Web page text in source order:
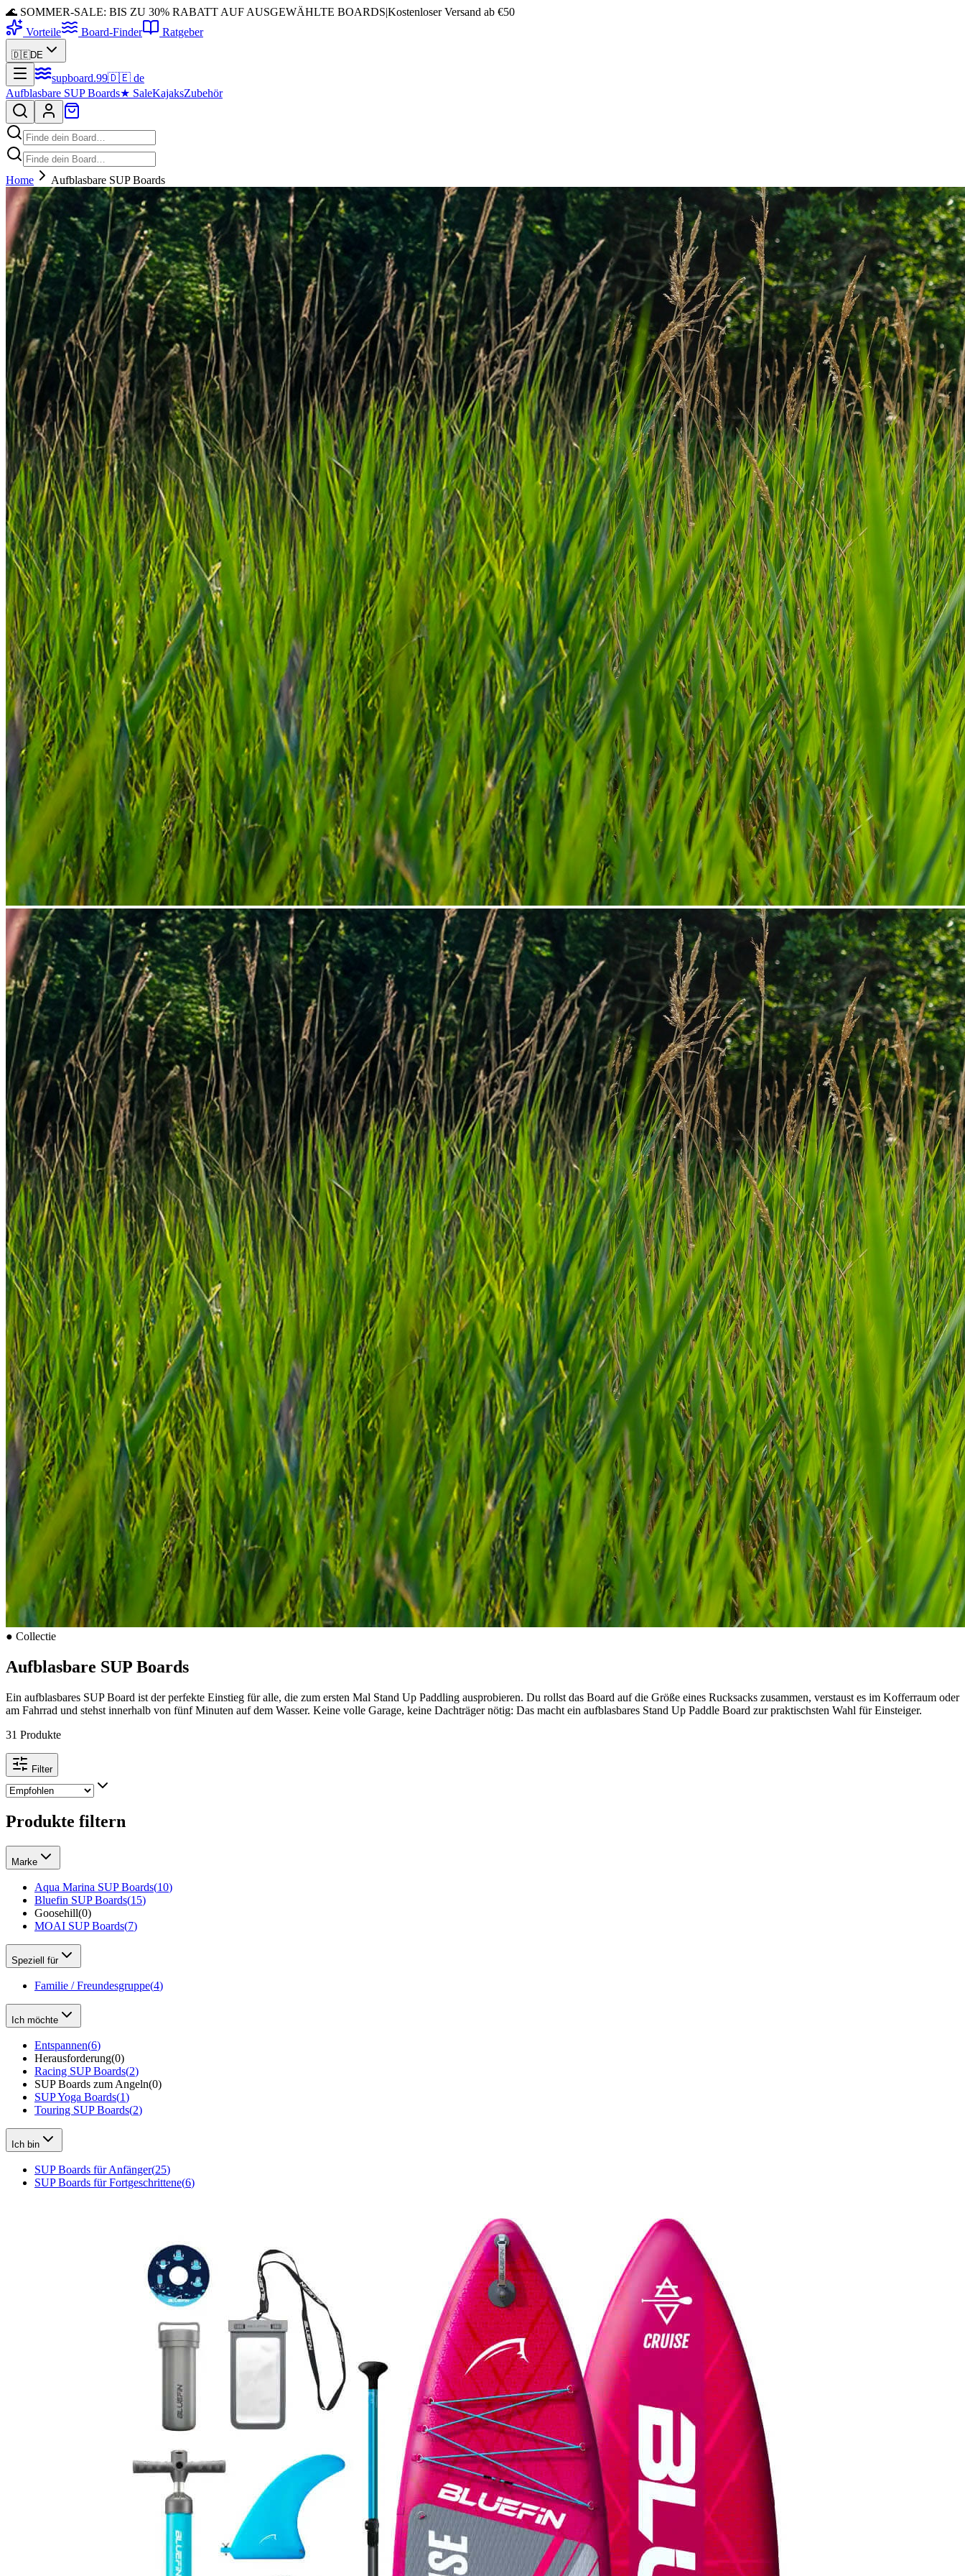
🌊 SOMMER-SALE: BIS ZU 30% RABATT AUF AUSGEWÄHLTE BOARDS|Kostenloser Versand ab €50
Vorteile
Board-Finder Ratgeber
🇩🇪DE
supboard.99🇩🇪 de
Aufblasbare SUP Boards★ SaleKajaksZubehör
Home Aufblasbare SUP Boards
● Collectie
Aufblasbare SUP Boards
Ein aufblasbares SUP Board ist der perfekte Einstieg für alle, die zum ersten Mal Stand Up Paddling ausprobieren. Du rollst das Board auf die Größe eines Rucksacks zusammen, verstaust es im Kofferraum oder
am Fahrrad und stehst innerhalb von fünf Minuten auf dem Wasser. Keine volle Garage, keine Dachträger nötig: Das macht ein aufblasbares Stand Up Paddle Board zur praktischsten Wahl für Einsteiger.
31 Produkte
Filter
Produkte filtern
Marke
Aqua Marina SUP Boards(10)
Bluefin SUP Boards(15)
Goosehill(0)
MOAI SUP Boards(7)
Speziell für
Familie / Freundesgruppe(4)
Ich möchte
Entspannen(6)
Herausforderung(0)
Racing SUP Boards(2)
SUP Boards zum Angeln(0)
SUP Yoga Boards(1)
Touring SUP Boards(2)
Ich bin
SUP Boards für Anfänger(25)
SUP Boards für Fortgeschrittene(6)